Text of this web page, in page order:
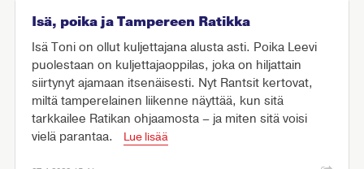
Isä, poika ja Tampereen Ratikka
Isä Toni on ollut kuljettajana alusta asti. Poika Leevi
puolestaan on kuljettajaoppilas, joka on hiljattain
siirtynyt ajamaan itsenäisesti. Nyt Rantsit kertovat,
miltä tamperelainen liikenne näyttää, kun sitä
tarkkailee Ratikan ohjaamosta – ja miten sitä voisi
vielä parantaa.
Lue lisää